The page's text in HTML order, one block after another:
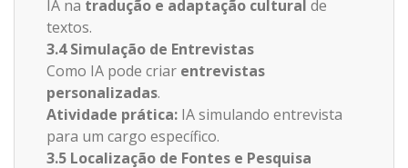
IA na tradução e adaptação cultural de
textos.
3.4 Simulação de Entrevistas
Como IA pode criar entrevistas
personalizadas.
Atividade prática: IA simulando entrevista
para um cargo específico.
3.5 Localização de Fontes e Pesquisa